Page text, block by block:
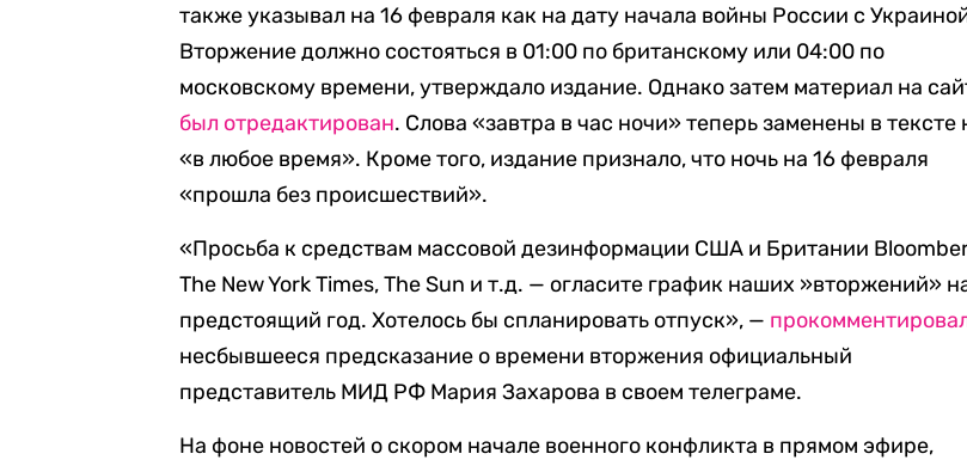
также указывал на 16 февраля как на дату начала войны России с
Вторжение должно состояться в 01:00 по британскому или 04:00 по
московскому времени, утверждало издание. Однако затем материал на
был отредактирован. Слова «завтра в час ночи» теперь заменены в тексте
«в любое время». Кроме того, издание признало, что ночь на 16 февраля
«прошла без происшествий».
«Просьба к средствам массовой дезинформации США и Британии
The New York Times, The Sun и т.д. — огласите график наших »вторжений»
предстоящий год. Хотелось бы спланировать отпуск», —
несбывшееся предсказание о времени вторжения официальный
представитель МИД РФ Мария Захарова в своем телеграме.
На фоне новостей о скором начале военного конфликта в прямом эфире,